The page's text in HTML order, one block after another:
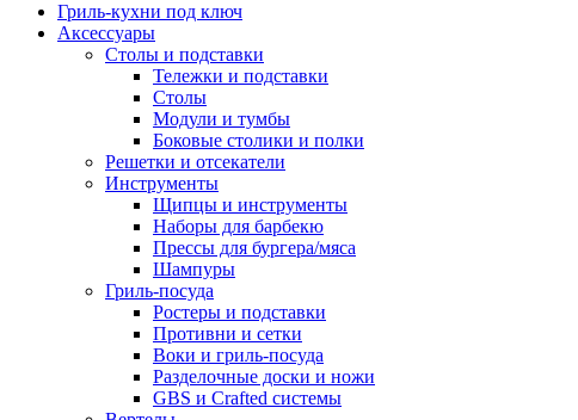
Гриль-кухни под ключ
Аксессуары
Столы и подставки
Тележки и подставки
Столы
Модули и тумбы
Боковые столики и полки
Решетки и отсекатели
Инструменты
Щипцы и инструменты
Наборы для барбекю
Прессы для бургера/мяса
Шампуры
Гриль-посуда
Ростеры и подставки
Противни и сетки
Воки и гриль-посуда
Разделочные доски и ножи
GBS и Crafted системы